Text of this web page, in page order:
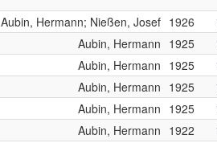
Aubin, Hermann; Nießen, Josef 1926
Aubin, Hermann 1925
Aubin, Hermann 1925
Aubin, Hermann 1925
Aubin, Hermann 1925
Aubin, Hermann 1922